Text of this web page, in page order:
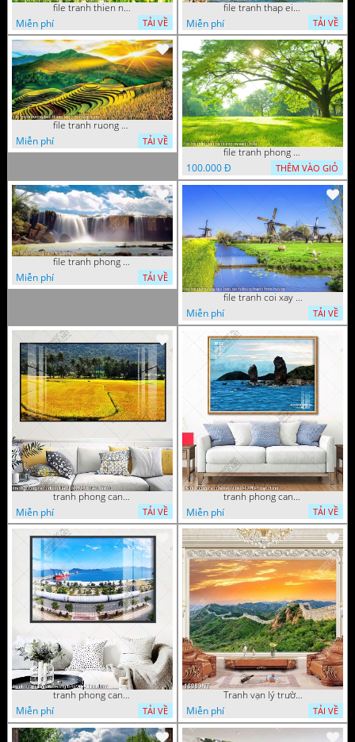
file tranh thien nhien rung hoa dep mat nghe thuat
Miễn phí
TẢI VỀ
file tranh thap eiffel nuoc phap dep
Miễn phí
TẢI VỀ
file tranh ruong bac thang vung cao viet nam
Miễn phí
TẢI VỀ
file tranh phong canh cay co xanh tuoi
100.000 Đ
THÊM VÀO GIỎ
file tranh phong canh 8 5 22 tien
Miễn phí
TẢI VỀ
file tranh coi xay gio ben canh dong tranh treo tuong
Miễn phí
TẢI VỀ
tranh phong canh dong lua 07022023 quyen
Miễn phí
TẢI VỀ
tranh phong canh bien nui doi 2422023 dao
Miễn phí
TẢI VỀ
tranh phong canh ben cang 07022023 hieu
Miễn phí
TẢI VỀ
Tranh vạn lý trường thành 16989NT
Miễn phí
TẢI VỀ